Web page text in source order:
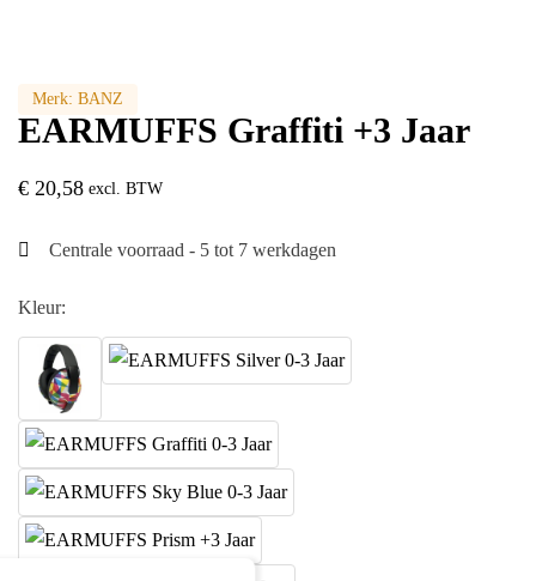
Merk: BANZ
EARMUFFS Graffiti +3 Jaar
€ 20,58 excl. BTW
Centrale voorraad - 5 tot 7 werkdagen
Kleur: